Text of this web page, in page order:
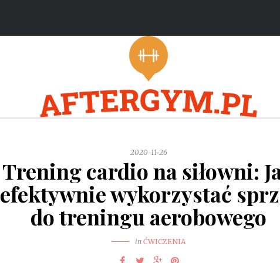
2020-11-26
Trening cardio na siłowni:
efektywnie wykorzystać
do treningu aerobowego
in ĆWICZENIA